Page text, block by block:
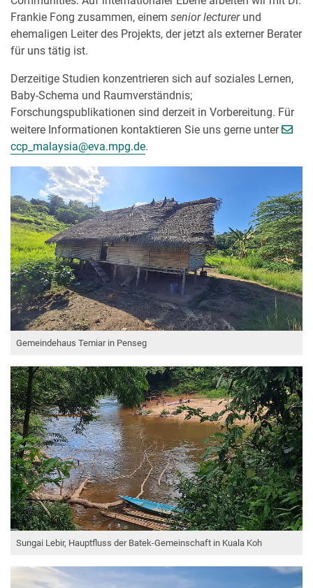
Gemeindehaus Temiar in Penseg
Sungai Lebir, Hauptfluss der Batek-Gemeinschaft in Kuala Koh
Frankie Fong zusammen, einem senior lecturerund
ehemaligen Leiter des Projekts, der jetzt als externer Berater
für uns tätig ist.
Derzeitige Studien konzentrieren sich auf soziales Lernen,
Baby-Schema und Raumverständnis;
Forschungspublikationen sind derzeit in Vorbereitung. Für
weitere Informationen kontaktieren Sie uns gerne unter
ccp_malaysia@[>>> Please remove the text! <<<]
eva.mpg.de.